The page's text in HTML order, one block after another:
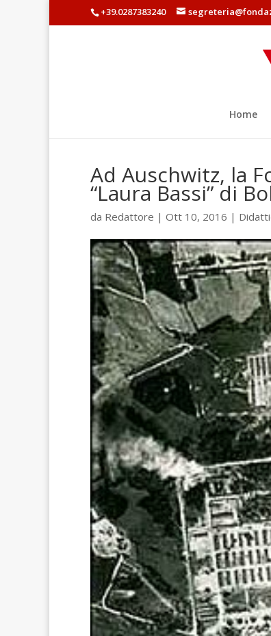
+39.0287383240
Home
Ad Auschwitz, la
“Laura Bassi” di
da Redattore | Ott 10, 2016 |